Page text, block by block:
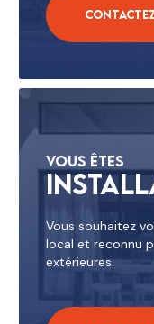
Vous êtes
Vous souhaitez
local et reconnu
extérieures.